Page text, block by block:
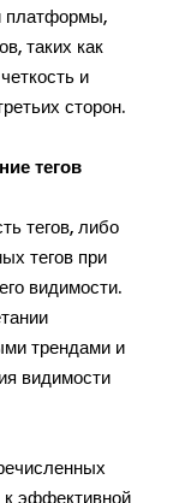
платформы,
таких как
и
сторон.
тегов
тегов, либо
тегов при
видимости.
трендами и
видимости
эффективной